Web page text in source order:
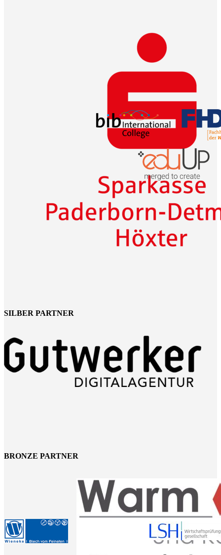
SILBER PARTNER
BRONZE PARTNER